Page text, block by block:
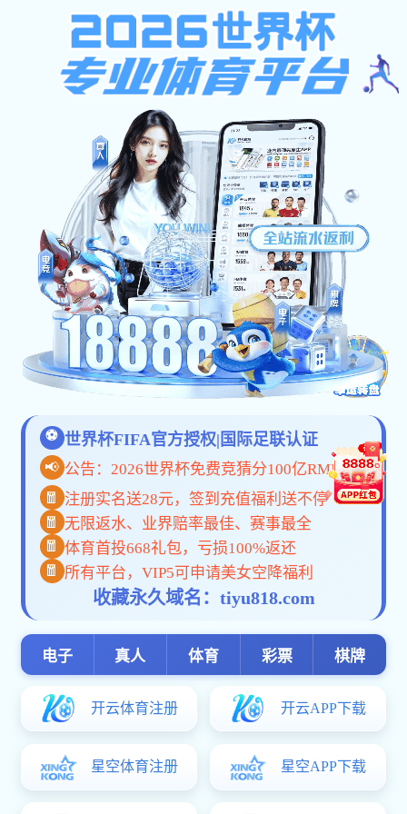
全民捕鱼大战
全民捕鱼大战:操作失败！
请先登录系统后再查看
页面自动 跳转 等待时间：3
全民捕鱼大战-玄策科技公司(中国在线有限责任公司)